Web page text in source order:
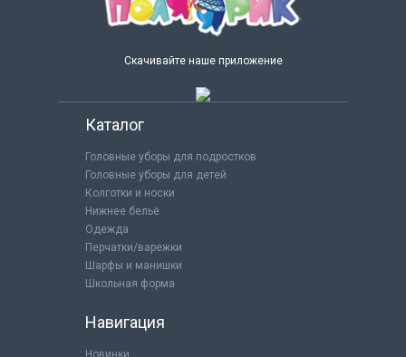
Скачивайте наше приложение
Каталог
Головные уборы для подростков
Головные уборы для детей
Колготки и носки
Нижнее бельё
Одежда
Перчатки/варежки
Шарфы и манишки
Школьная форма
Навигация
Новинки